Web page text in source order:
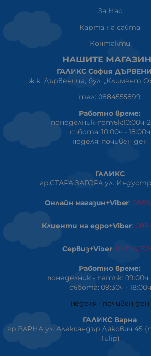
За Нас
Карта на сайта
Контакти
НАШИТЕ
ГАЛИКС София
ж.к. Дървеница, бул. „Климент
тел: 0884555899
Работно време:
понеделник-петък:10:00ч-
събота: 10:00ч - 18:00ч
неделя: почивен ден
ГАЛИКС
гр.СТАРА ЗАГОРА ул.
Онлайн магазин+Viber:
Клиенти на едро+Viber:
Сервиз+Viber:
Работно време:
понеделник - петък: 09:00ч
събота: 09:30ч - 18:00ч
неделя - почивен ден
ГАЛИКС Варна
гр.ВАРНА ул. Александър Дякович 45
Tulip)